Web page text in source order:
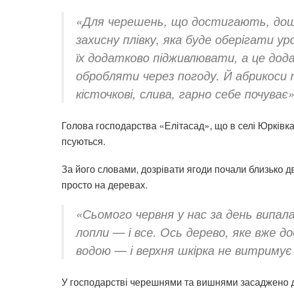
«Для черешень, що достигають,
захисну плівку, яка буде оберігати
їх додатково підживлювати, а це
обробляти через погоду. Й абрикоси
кісточкові, слива, гарно себе
Голова господарства «Елітасад», що в селі
псуються.
За його словами, дозрівати ягоди почали близько
просто на деревах.
«Сьомого червня у нас за день
лопли — і все. Ось дерево, яке вже
водою — і верхня шкірка не витримує
У господарстві черешнями та вишнями засаджено